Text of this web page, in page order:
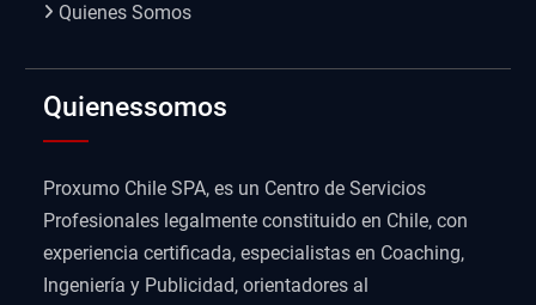
Quienes Somos
Quienessomos
Proxumo Chile SPA, es un Centro de Servicios
Profesionales legalmente constituido en Chile, con
experiencia certificada, especialistas en Coaching,
Ingeniería y Publicidad, orientadores al